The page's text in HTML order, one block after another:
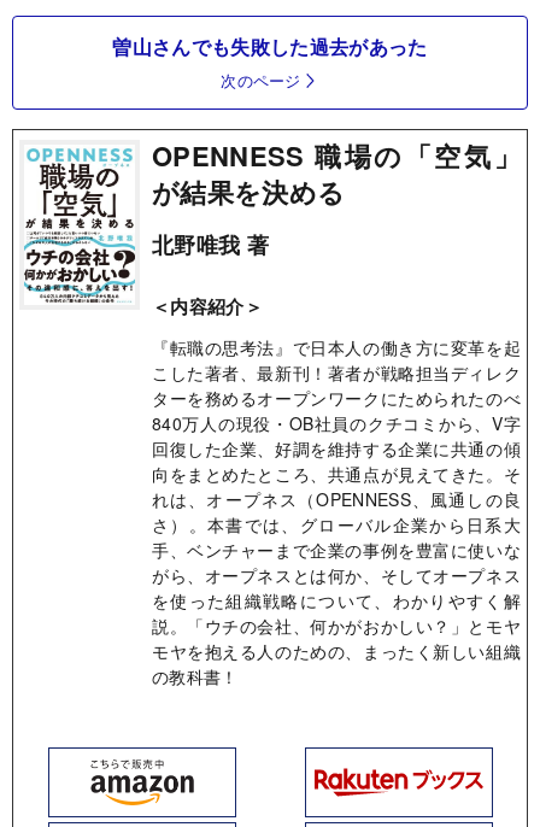
曽山さんでも失敗した過去があった
次のページ
OPENNESS 職場の「空気」
が結果を決める
北野唯我 著
＜内容紹介＞
『転職の思考法』で日本人の働き方に変革を起
こした著者、最新刊！著者が戦略担当ディレク
ターを務めるオープンワークにためられたのべ
840万人の現役・OB社員のクチコミから、V字
回復した企業、好調を維持する企業に共通の傾
向をまとめたところ、共通点が見えてきた。そ
れは、オープネス（OPENNESS、風通しの良
さ）。本書では、グローバル企業から日系大
手、ベンチャーまで企業の事例を豊富に使いな
がら、オープネスとは何か、そしてオープネス
を使った組織戦略について、わかりやすく解
説。「ウチの会社、何かがおかしい？」とモヤ
モヤを抱える人のための、まったく新しい組織
の教科書！